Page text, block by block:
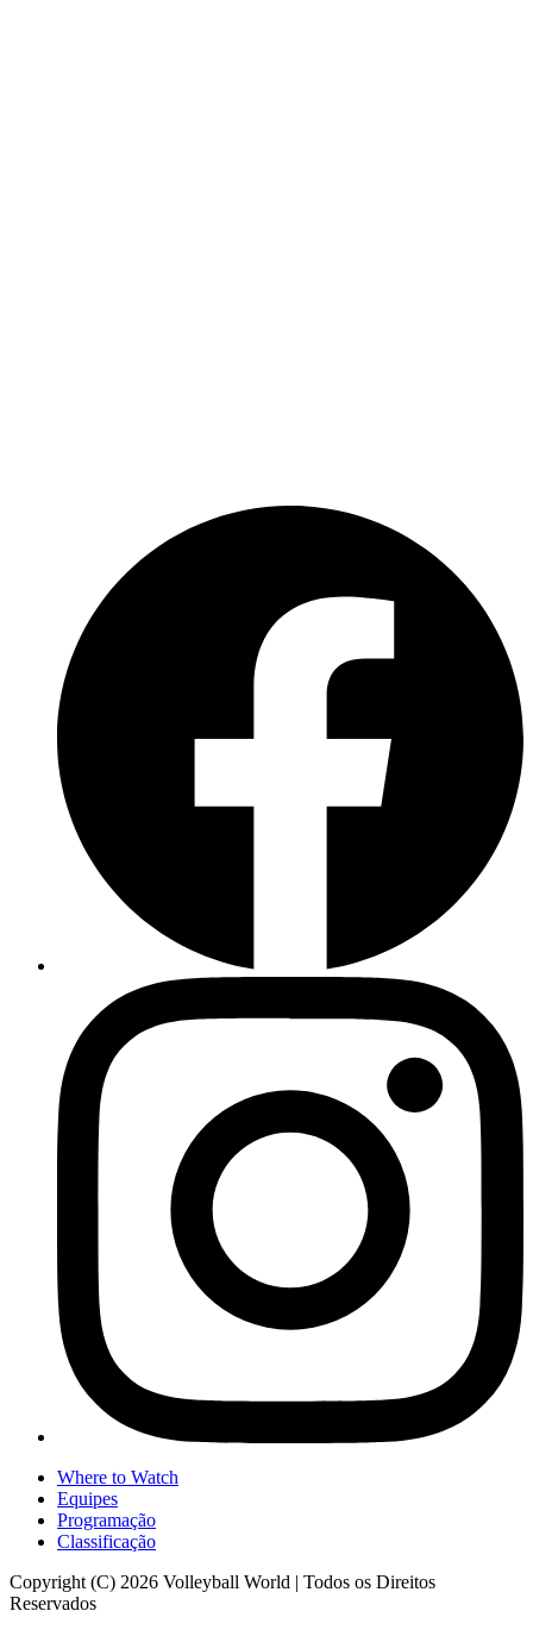
Where to Watch
Equipes
Programação
Classificação
Copyright (C) 2026 Volleyball World | Todos os Direitos
Reservados